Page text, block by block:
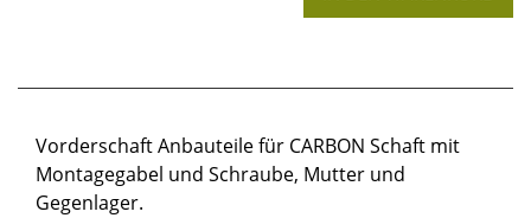
Vorderschaft Anbauteile für CARBON Schaft mit
Montagegabel und Schraube, Mutter und
Gegenlager.